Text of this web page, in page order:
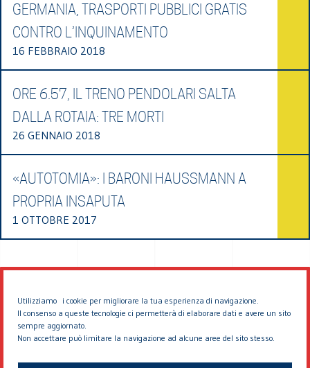
Utilizziamo i cookie per migliorare la tua esperienza di navigazione.
Il consenso a queste tecnologie ci permetterà di elaborare dati e avere un sito
sempre aggiornato.
Non accettare può limitare la navigazione ad alcune aree del sito stesso.
GERMANIA, TRASPORTI PUBBLICI GRATIS
CONTRO L’INQUINAMENTO
16 FEBBRAIO 2018
ORE 6.57, IL TRENO PENDOLARI SALTA
DALLA ROTAIA: TRE MORTI
26 GENNAIO 2018
«AUTOTOMIA»: I BARONI HAUSSMANN A
PROPRIA INSAPUTA
1 OTTOBRE 2017
© 2026 EDDYBURG